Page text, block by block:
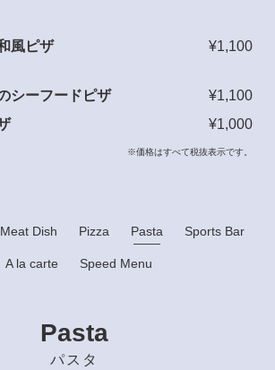
風ピザ ¥1,100
シーフードピザ
¥1,100
¥1,000
※価格はすべて税抜表示です。
Meat Dish Pizza Pasta Sports Bar
A la carte Speed Menu
Pasta
パスタ